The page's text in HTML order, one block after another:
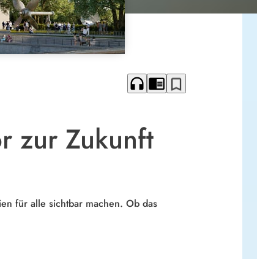
headphones chrome_reader_mode bookmark_border
zur Zukunft
für alle sichtbar machen. Ob das